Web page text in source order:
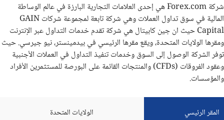
شركة Forex.com هي إحدى العلامات التجارية البارزة في عالم الوساطة
المالية في سوق تداول العملات وهي شركة تابعة لمجموعة شركات GAIN
Capital حيث ان جين كابيتال هي شركة تقدم خدمات التداول عبر الإنترنت
ومقرها الولايات المتحدة، ويقع مقرها الرئيسي في بيدمينستر، نيو جيرسي. حيث
توفر الشركة الوصول إلى السوق وخدمات تنفيذ التداول في العملات الأجنبية
وعقود الفروقات (CFDs) والمنتجات القائمة على البورصة للمستثمرين الأفراد
والمؤسسات.
المقر الرئيسي الولايات المتحدة